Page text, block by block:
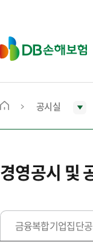
D
B
보
메
으
로
동
공시실
경영공시 및
금융복합기업집단